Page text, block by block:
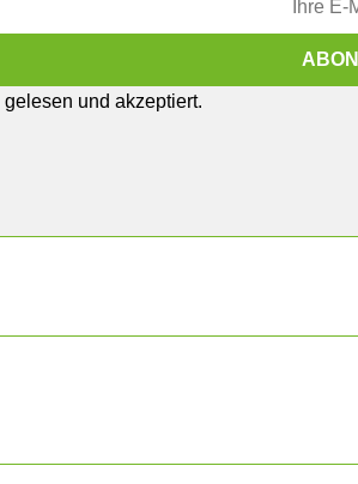
gelesen und akzeptiert.